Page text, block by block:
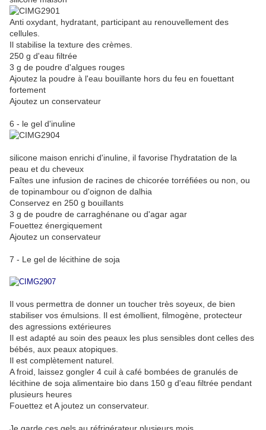
Anti oxydant, hydratant, participant au renouvellement des
cellules.
Il stabilise la texture des crèmes.
250 g d'eau filtrée
3 g de poudre d'algues rouges
Ajoutez la poudre à l'eau bouillante hors du feu en fouettant
fortement
Ajoutez un conservateur
6 - le gel d'inuline
silicone maison enrichi d'inuline, il favorise l'hydratation de la
peau et du cheveux
Faîtes une infusion de racines de chicorée torréfiées ou non, ou
de topinambour ou d'oignon de dalhia
Conservez en 250 g bouillants
3 g de poudre de carraghénane ou d'agar agar
Fouettez énergiquement
Ajoutez un conservateur
7 - Le gel de lécithine de soja
Il vous permettra de donner un toucher très soyeux, de bien
stabiliser vos émulsions. Il est émollient, filmogène, protecteur
des agressions extérieures
Il est adapté au soin des peaux les plus sensibles dont celles des
bébés, aux peaux atopiques.
Il est complètement naturel.
A froid, laissez gongler 4 cuil à café bombées de granulés de
lécithine de soja alimentaire bio dans 150 g d'eau filtrée pendant
plusieurs heures
Fouettez et A joutez un conservateur.